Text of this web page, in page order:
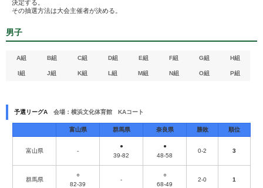
決定する。
その抽選方法は大会主催者が決める。
男子
A組 B組 C組 D組 E組 F組 G組 H組
I組 J組 K組 L組 M組 N組 O組 P組
予選リーグA 会場：横浜文化体育館 KAコート
富山県 群馬県 奈良県 勝敗 順位
富山県 -
●
39-82
●
48-58
0-2 3
群馬県
○
82-39
-
○
68-49
2-0 1